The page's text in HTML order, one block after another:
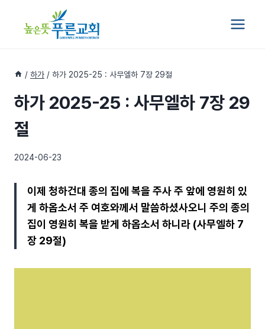
/ 하가 / 하가 2025-25 : 사무엘하 7장 29절
하가 2025-25 : 사무엘하 7장 29
절
2024-06-23
이제 청하건대 종의 집에 복을 주사 주 앞에 영원히 있
게 하옵소서 주 여호와께서 말씀하셨사오니 주의 종의
집이 영원히 복을 받게 하옵소서 하니라 (사무엘하 7
장 29절)